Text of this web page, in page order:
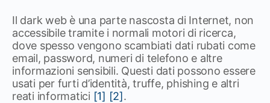
Il dark web è una parte nascosta di Internet, non
accessibile tramite i normali motori di ricerca,
dove spesso vengono scambiati dati rubati come
email, password, numeri di telefono e altre
informazioni sensibili. Questi dati possono essere
usati per furti d’identità, truffe, phishing e altri
reati informatici [1] [2].